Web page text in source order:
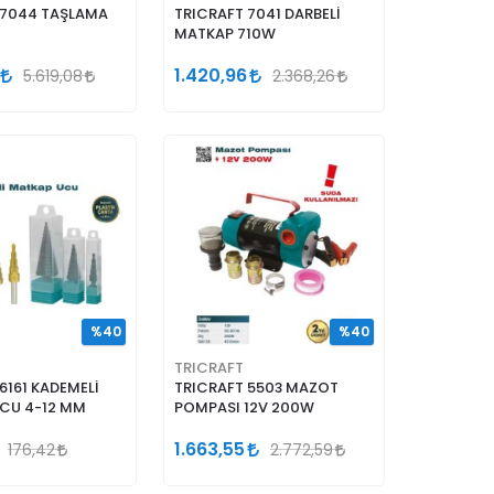
TAŞLAMA
5.619,08
TRICRAFT 7041 DARBELİ
MATKAP 710W
1.420,96 2.368,26
KADEMELİ
4-12 MM
176,42
%40
TRICRAFT
TRICRAFT 5503 MAZOT
POMPASI 12V 200W
1.663,55 2.772,59
%40